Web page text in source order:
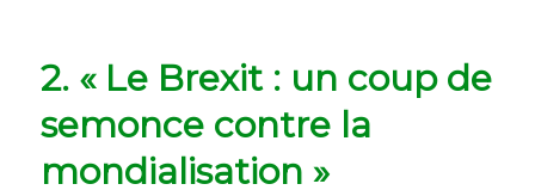
2. « Le Brexit : un coup de
semonce contre la
mondialisation »